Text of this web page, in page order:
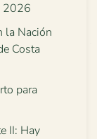
2026
la Nación
Costa
para
II: Hay